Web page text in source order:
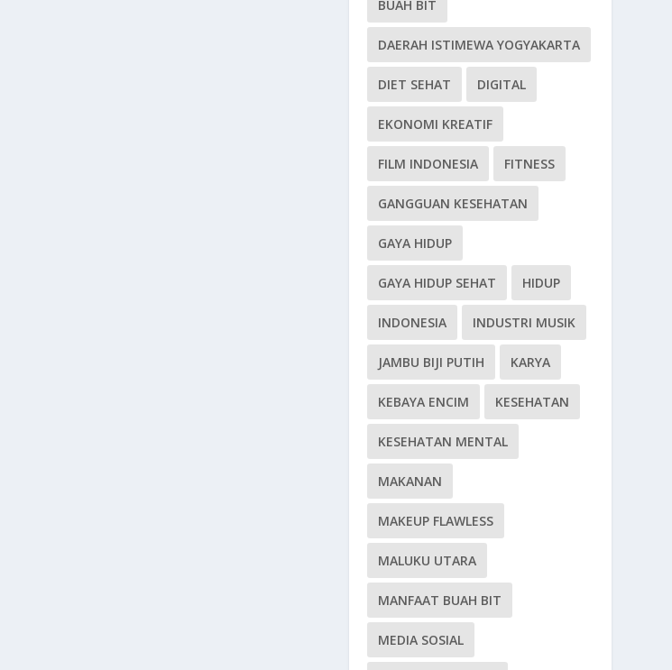
BUAH BIT
DAERAH ISTIMEWA YOGYAKARTA
DIET SEHAT DIGITAL
EKONOMI KREATIF
FILM INDONESIA FITNESS
GANGGUAN KESEHATAN
GAYA HIDUP
GAYA HIDUP SEHAT HIDUP
INDONESIA INDUSTRI MUSIK
JAMBU BIJI PUTIH KARYA
KEBAYA ENCIM KESEHATAN
KESEHATAN MENTAL
MAKANAN
MAKEUP FLAWLESS
MALUKU UTARA
MANFAAT BUAH BIT
MEDIA SOSIAL